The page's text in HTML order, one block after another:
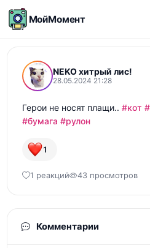
МойМомент
NEKO хитрый лис!
28.05.2024 21:28
Герои не носят плащи.. #кот
#бумага #рулон
1
1 реакций 43 просмотров
Комментарии